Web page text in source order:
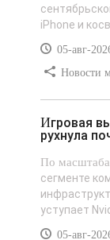
iPhone и
05-авг-
Новости
Игровая выручка AMD
рухнула
По
сегменте
уступает
05-авг-